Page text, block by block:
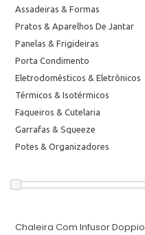
Assadeiras & Formas
Pratos & Aparelhos De Jantar
Panelas & Frigideiras
Porta Condimento
Eletrodomésticos & Eletrônicos
Térmicos & Isotérmicos
Faqueiros & Cutelaria
Garrafas & Squeeze
Potes & Organizadores
Chaleira Com Infusor Doppio